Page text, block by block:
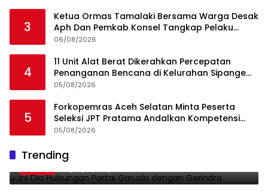
3
Ketua Ormas Tamalaki Bersama Warga Desak
Aph Dan Pemkab Konsel Tangkap Pelaku
Angkut Cangkang Sawit Overload, Truk PT KAP
06/08/2026
4
11 Unit Alat Berat Dikerahkan Percepatan
Penanganan Bencana di Kelurahan Sipange
Kecamatan Tukka
05/08/2026
5
Forkopemras Aceh Selatan Minta Peserta
Seleksi JPT Pratama Andalkan Kompetensi
dan Integritas, Bukan Kedekatan
05/08/2026
Trending
1
Gerindra
19/02/2018 0